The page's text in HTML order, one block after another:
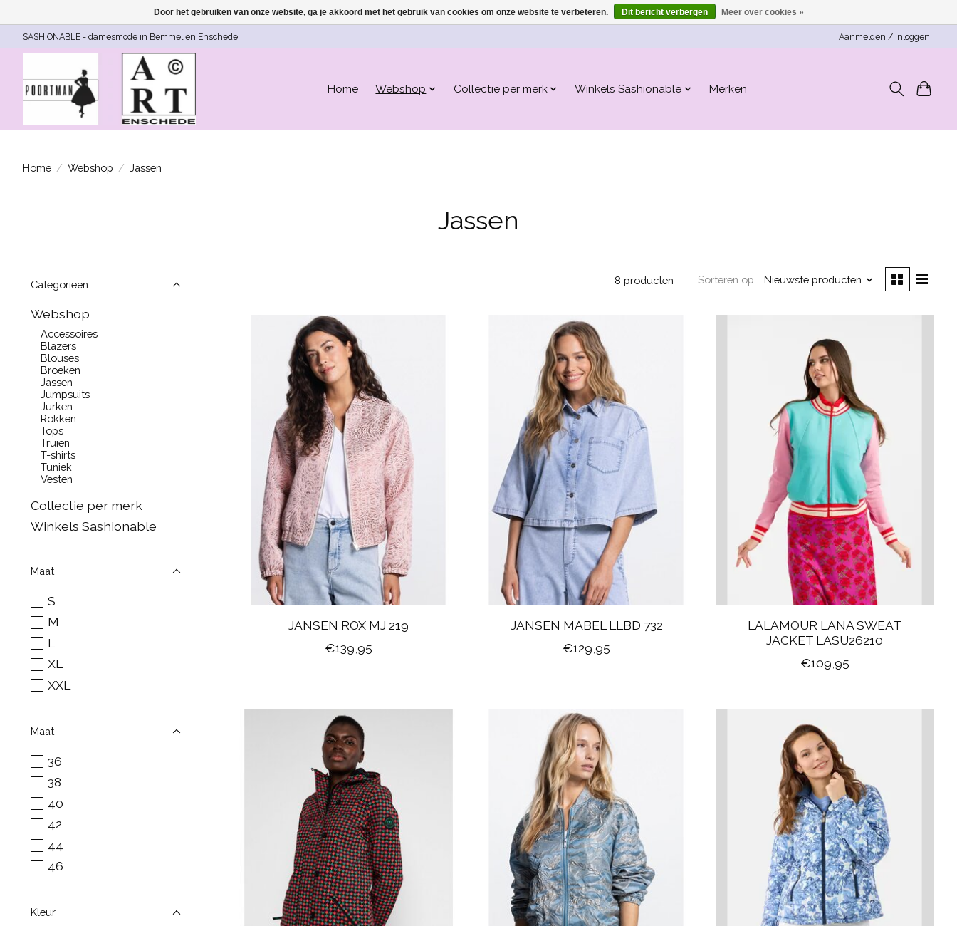
SASHIONABLE - damesmode in Bemmel en Enschede Aanmelden / Inloggen
Home Webshop Collectie per merk Winkels Sashionable Merken
Home / Webshop / Jassen
Jassen
Categorieën
Webshop
Accessoires
Blazers
Blouses
Broeken
Jassen
Jumpsuits
Jurken
Rokken
Tops
Truien
T-shirts
Tuniek
Vesten
Collectie per merk
Winkels Sashionable
Maat
S
M
L
XL
XXL
Maat
36
38
40
42
44
46
Kleur
8 producten Sorteren op Nieuwste producten
JANSEN ROX MJ 219
€139,95
JANSEN MABEL LLBD 732
€129,95
LALAMOUR LANA SWEAT
JACKET LASU26210
€109,95
Door het gebruiken van onze website, ga je akkoord met het gebruik van cookies om onze website te verbeteren. Dit bericht verbergen Meer over cookies »